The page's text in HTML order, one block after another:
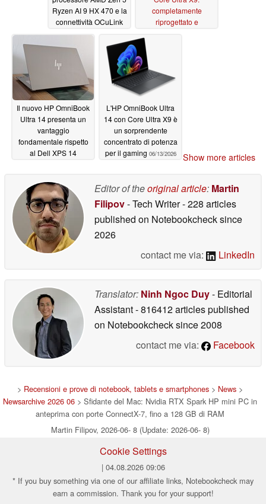
Ryzen AI 9 HX 470 e la
connettività OCuLink
06/14/2026
completamente
riprogettato e
precedente
Il nuovo HP OmniBook
Ultra 14 presenta un
vantaggio
fondamentale rispetto
al Dell XPS 14
L'HP OmniBook Ultra
14 con Core Ultra X9 è
un sorprendente
concentrato di potenza
per il gaming 06/13/2026 Show more articles
Editor of theoriginal article: Martin
Filipov- Tech Writer- 228 articles
published on Notebookchecksince
2026
contact me via:
LinkedIn
Translator: Ninh Ngoc Duy- Editorial
Assistant- 816412 articles published
on Notebookchecksince 2008
contact me via:
Facebook
> Recensioni e prove di notebook, tablets e smartphones > News >
Newsarchive 2026 06 > Sfidante del Mac: Nvidia RTX Spark HP mini PC in
anteprima con porte ConnectX-7, fino a 128 GB di RAM
Martin Filipov, 2026-06- 8 (Update: 2026-06- 8)
Cookie Settings
| 04.08.2026 09:06
* If you buy something via one of our affiliate links, Notebookcheck may
earn a commission. Thank you for your support!